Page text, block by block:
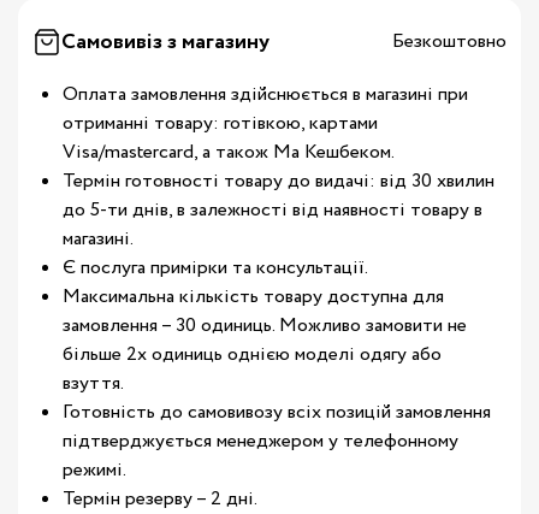
Самовивіз з магазину
Безкоштовно
Оплата замовлення здійснюється в магазині при
отриманні товару: готівкою, картами
Visa/mastercard, а також Ма Кешбеком.
Термін готовності товару до видачі: від 30 хвилин
до 5-ти днів, в залежності від наявності товару в
магазині.
Є послуга примірки та консультації.
Максимальна кількість товару доступна для
замовлення – 30 одиниць. Можливо замовити не
більше 2х одиниць однією моделі одягу або
взуття.
Готовність до самовивозу всіх позицій замовлення
підтверджується менеджером у телефонному
режимі.
Термін резерву – 2 дні.